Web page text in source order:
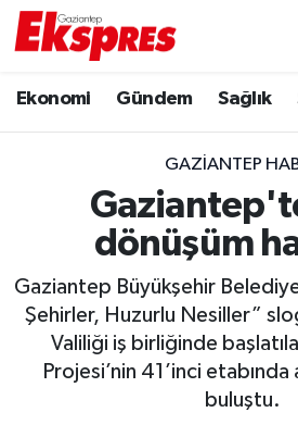
Ekonomi Gündem Sağlık
GAZIANTEP
dönüşüm
Gaziantep Büyükşehir
Şehirler, Huzurlu Nesiller”
Valiliği iş birliğinde
Projesi’nin 41’inci
buluştu.
Ekonomi
Gaziantep son dakika
Genel
Gündem
Haberler
Trafik Durumu
Puan Durumu ve Fikstür
Tüm Manşetler
Son Dakika Haberleri
Haber Arşivi